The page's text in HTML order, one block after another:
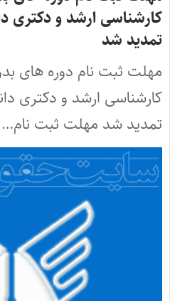
کارشناسی ارشد و دکتری
تمدید شد
مهلت ثبت نام دوره های
کارشناسی ارشد و دکتری
تمدید شد مهلت ثبت نام…